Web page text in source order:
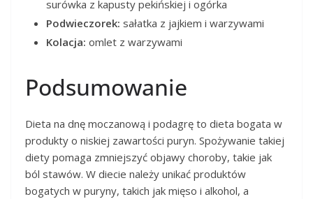
surówka z kapusty pekińskiej i ogórka
Podwieczorek: sałatka z jajkiem i warzywami
Kolacja: omlet z warzywami
Podsumowanie
Dieta na dnę moczanową i podagrę to dieta bogata w
produkty o niskiej zawartości puryn. Spożywanie takiej
diety pomaga zmniejszyć objawy choroby, takie jak
ból stawów. W diecie należy unikać produktów
bogatych w puryny, takich jak mięso i alkohol, a